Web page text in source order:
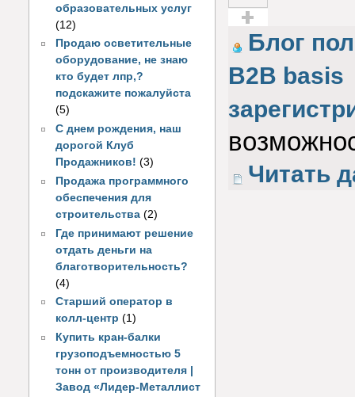
образовательных услуг
(12)
Продаю осветительные
оборудование, не знаю
кто будет лпр,?
подскажите пожалуйста
(5)
С днем рождения, наш
дорогой Клуб
Продажников! (3)
Продажа программного
обеспечения для
строительства (2)
Где принимают решение
отдать деньги на
благотворительность?
(4)
Старший оператор в
колл-центр (1)
Купить кран-балки
грузоподъемностью 5
тонн от производителя |
Завод «Лидер-Металлист
Голос за!
Блог
B2B basis
Читать